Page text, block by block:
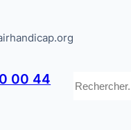
00 44